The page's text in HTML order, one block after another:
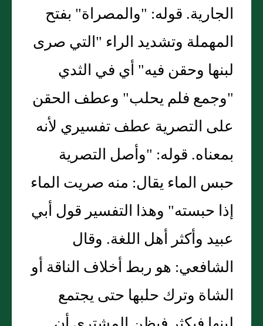
الجارية. قوله: "والمصراة" بفتح
المهملة وتشديد الراء "التي صرى
لبنها وحقن فيه" أي في الثدي
"وجمع فلم يحلب" وعطف الحقن
على التصرية عطف تفسيري لأنه
بمعناه. قوله: "وأصل التصرية
حبس الماء يقال: منه صريت الماء
إذا حبسته" وهذا التفسير قول أبي
عبيد وأكثر أهل اللغة. وقال
الشافعي: هو ربط أخلاف الناقة أو
الشاة وترك حلبها حتى يجتمع